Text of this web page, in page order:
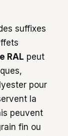
suffixes
RAL peut
pour
la
peuvent
fin ou